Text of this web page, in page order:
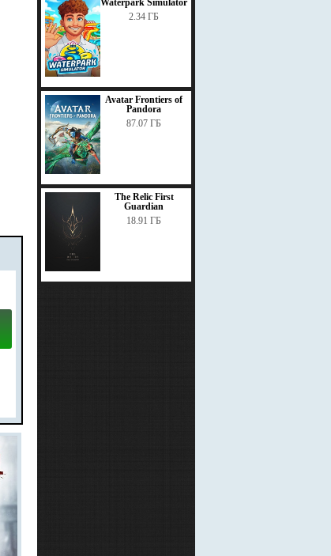
Waterpark Simulator
2.34 ГБ
Avatar Frontiers of
Pandora
87.07 ГБ
The Relic First
Guardian
18.91 ГБ